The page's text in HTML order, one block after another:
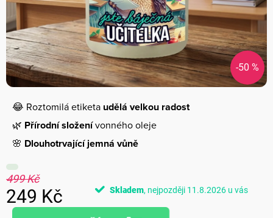
-50 %
😂 Roztomilá etiketa udělá velkou radost
🌿 Přírodní složenívonného oleje
🌸 Dlouhotrvající jemná vůně
499 Kč
249 Kč
Měrná
Skladem 11.8.2026